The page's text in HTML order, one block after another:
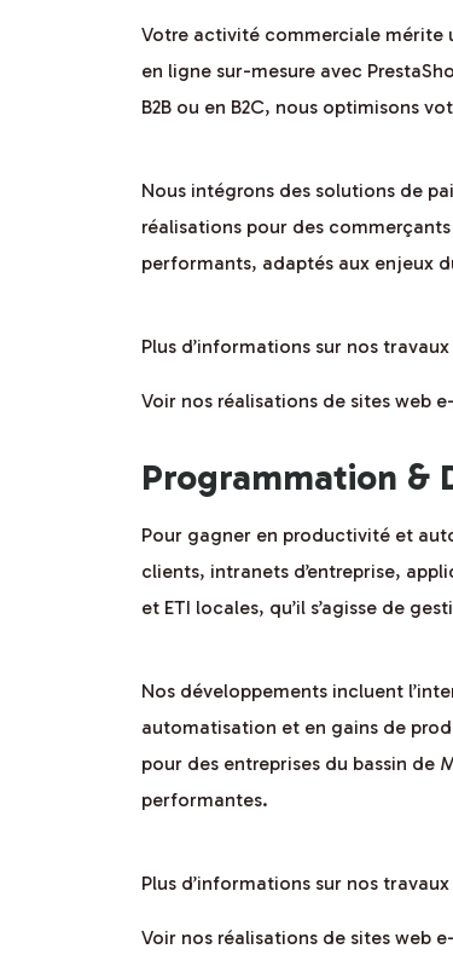
Votre activité commerciale mérite
en ligne sur-mesure avec
B2B ou en B2C, nous optimisons
Nous intégrons des solutions de
réalisations pour des
performants, adaptés aux enjeux
Plus d’informations sur nos
Voir nos réalisations de sites web
Programmation &
Pour gagner en productivité et
clients, intranets d’entreprise,
et ETI locales, qu’il s’agisse de
Nos développements incluent
automatisation et en gains de
pour des entreprises du bassin de
performantes.
Plus d’informations sur nos
Voir nos réalisations de sites web